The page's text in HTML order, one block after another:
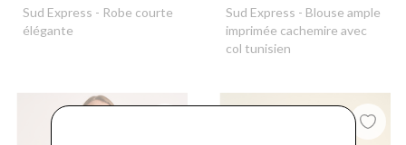
Sud Express - Robe courte
élégante
Sud Express - Blouse ample
imprimée cachemire avec
col tunisien